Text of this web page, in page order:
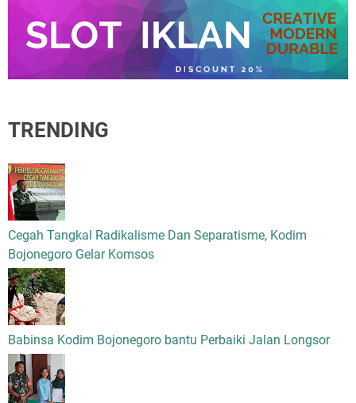
TRENDING
Cegah Tangkal Radikalisme Dan Separatisme, Kodim
Bojonegoro Gelar Komsos
Babinsa Kodim Bojonegoro bantu Perbaiki Jalan Longsor